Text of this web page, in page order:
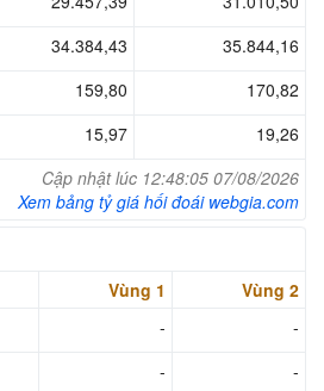
34.384,43
35.844,16
159,80
170,82
15,97
19,26
Cập nhật lúc 12:48:05 07/08/2026
Xem bảng tỷ giá hối đoái webgia.com
Vùng 1
Vùng 2
-
-
-
-